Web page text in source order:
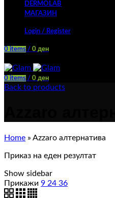
DERMOLAB
МАГАЗИН
Login / Register
0 items / 0 ден
0 items / 0 ден
Back to products
Home » Azzaro алтернатива
Приказ на еден резултат
Show sidebar
Прикажи 9 24 36